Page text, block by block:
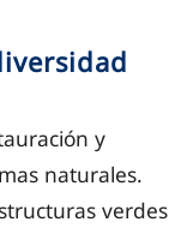
y
naturales.
verdes